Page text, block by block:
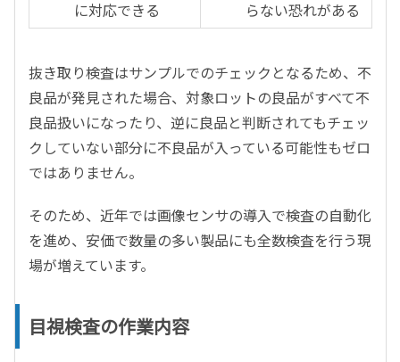
に対応できる
らない恐れがある
抜き取り検査はサンプルでのチェックとなるため、不
良品が発見された場合、対象ロットの良品がすべて不
良品扱いになったり、逆に良品と判断されてもチェッ
クしていない部分に不良品が入っている可能性もゼロ
ではありません。
そのため、近年では画像センサの導入で検査の自動化
を進め、安価で数量の多い製品にも全数検査を行う現
場が増えています。
目視検査の作業内容